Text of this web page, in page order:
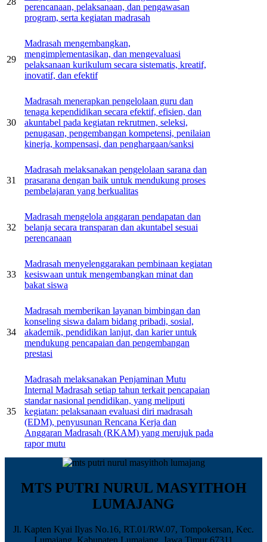
perencanaan, pelaksanaan, dan pengawasan
program, serta kegiatan madrasah
29
Madrasah mengembangkan,
mengimplementasikan, dan mengevaluasi
pelaksanaan kurikulum secara sistematis, kreatif,
inovatif, dan efektif
30
Madrasah menerapkan pengelolaan guru dan
tenaga kependidikan secara efektif, efisien, dan
akuntabel pada kegiatan rekrutmen, seleksi,
penugasan, pengembangan kompetensi, penilaian
kinerja, kompensasi, dan penghargaan/sanksi
31
Madrasah melaksanakan pengelolaan sarana dan
prasarana dengan baik untuk mendukung proses
pembelajaran yang berkualitas
32
Madrasah mengelola anggaran pendapatan dan
belanja secara transparan dan akuntabel sesuai
perencanaan
33
Madrasah menyelenggarakan pembinaan kegiatan
kesiswaan untuk mengembangkan minat dan
bakat siswa
34
Madrasah memberikan layanan bimbingan dan
konseling siswa dalam bidang pribadi, sosial,
akademik, pendidikan lanjut, dan karier untuk
mendukung pencapaian dan pengembangan
prestasi
35
Madrasah melaksanakan Penjaminan Mutu
Internal Madrasah setiap tahun terkait pencapaian
standar nasional pendidikan, yang meliputi
kegiatan: pelaksanaan evaluasi diri madrasah
(EDM), penyusunan Rencana Kerja dan
Anggaran Madrasah (RKAM) yang merujuk pada
rapor mutu
MTS PUTRI NURUL MASYITHOH
LUMAJANG
Jl. Kapten Kyai Ilyas No.16, RT.01/RW.07, Tompokersan, Kec.